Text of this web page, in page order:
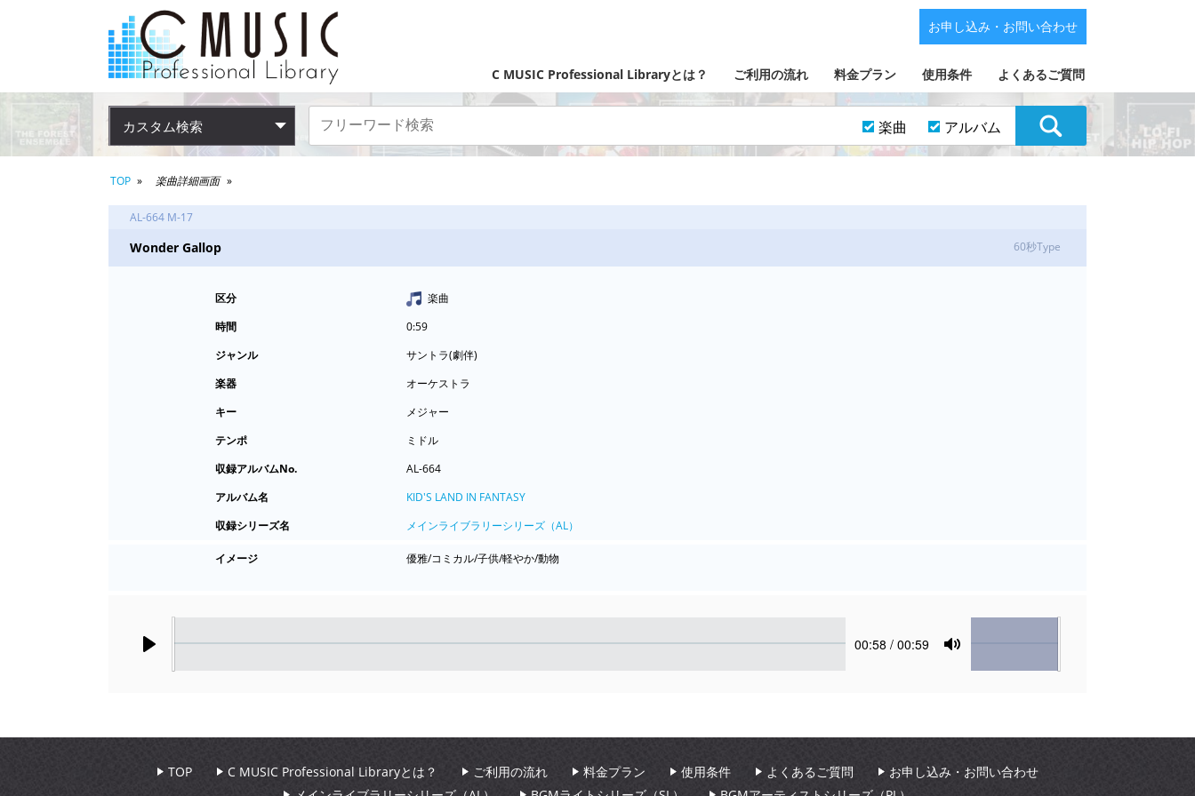
C MUSIC Professional Libraryとは？ ご利用の流れ 料金プラン 使用条件 よくあるご質問
お申し込み・お問い合わせ
カスタム検索 楽曲 アルバム
TOP 楽曲詳細画面
AL-664 M-17
Wonder Gallop 60秒Type
区分
楽曲
時間
0:59
ジャンル
サントラ(劇伴)
楽器
オーケストラ
キー
メジャー
テンポ
ミドル
収録アルバムNo.
AL-664
アルバム名
KID'S LAND IN FANTASY
収録シリーズ名
メインライブラリーシリーズ（AL）
イメージ 優雅/コミカル/子供/軽やか/動物
Current
00:58 / 00:59
Mute
Volume
TOP C MUSIC Professional Libraryとは？ ご利用の流れ 料金プラン 使用条件 よくあるご質問
お申し込み・お問い合わせ